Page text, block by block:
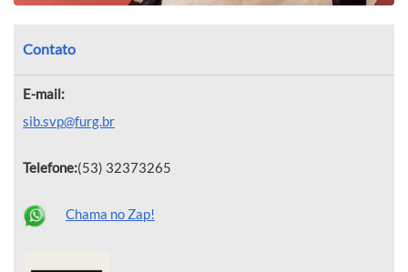
Contato
E-mail:
sib.svp@furg.br
Telefone:(53) 32373265
Chama no Zap!